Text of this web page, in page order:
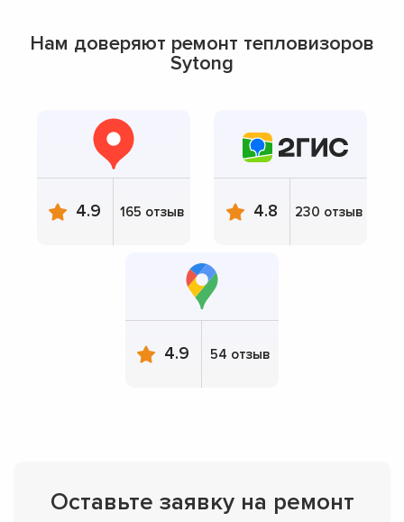
Нам доверяют ремонт тепловизоров
Sytong
4.9 165 отзыв 4.8 230 отзыв
4.9 54 отзыв
Оставьте заявку на ремонт